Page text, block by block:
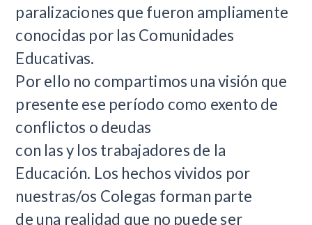
paralizaciones que fueron ampliamente
conocidas por las Comunidades
Educativas.
Por ello no compartimos una visión que
presente ese período como exento de
conflictos o deudas
con las y los trabajadores de la
Educación. Los hechos vividos por
nuestras/os Colegas forman parte
de una realidad que no puede ser